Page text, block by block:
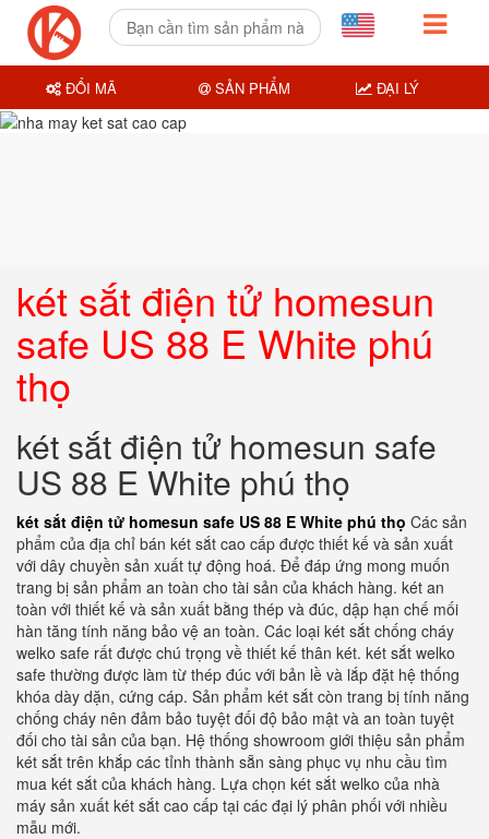
két sắt điện tử homesun
safe US 88 E White phú
thọ
két sắt điện tử homesun safe
US 88 E White phú thọ
két sắt điện tử homesun safe US 88 E White phú thọ Các sản
phẩm của địa chỉ bán két sắt cao cấp được thiết kế và sản xuất
với dây chuyền sản xuất tự động hoá. Để đáp ứng mong muốn
trang bị sản phẩm an toàn cho tài sản của khách hàng. két an
toàn với thiết kế và sản xuất bằng thép và đúc, dập hạn chế mối
hàn tăng tính năng bảo vệ an toàn. Các loại két sắt chống cháy
welko safe rất được chú trọng về thiết kế thân két. két sắt welko
safe thường được làm từ thép đúc với bản lề và lắp đặt hệ thống
khóa dày dặn, cứng cáp. Sản phẩm két sắt còn trang bị tính năng
chống cháy nên đảm bảo tuyệt đối độ bảo mật và an toàn tuyệt
đối cho tài sản của bạn. Hệ thống showroom giới thiệu sản phẩm
két sắt trên khắp các tỉnh thành sẵn sàng phục vụ nhu cầu tìm
mua két sắt của khách hàng. Lựa chọn két sắt welko của nhà
máy sản xuất két sắt cao cấp tại các đại lý phân phối với nhiều
mẫu mới.
ĐỔI MÃ SẢN PHẨM ĐẠI LÝ